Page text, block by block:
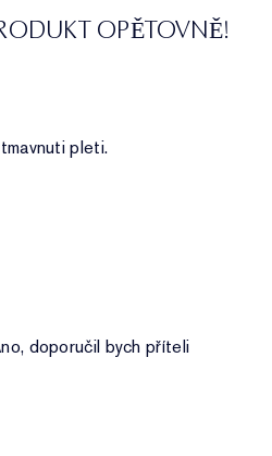
OPĚTOVNĚ!
pleti.
doporučil bych příteli